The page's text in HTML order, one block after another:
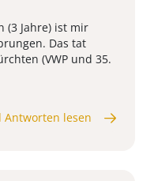
(3 Jahre) ist mir
Das tat
(VWP und 35.
Antworten lesen